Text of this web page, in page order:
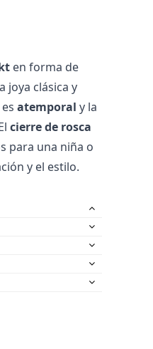
joya clásica y
atemporal y la
cierre de rosca
para una niña o
y el estilo.